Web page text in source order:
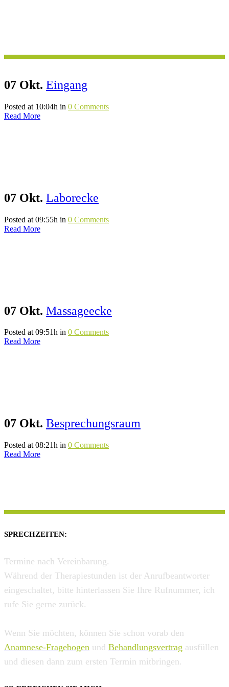
07 Okt. Eingang
Posted at 10:04h in 0 Comments
Read More
07 Okt. Laborecke
Posted at 09:55h in 0 Comments
Read More
07 Okt. Massageecke
Posted at 09:51h in 0 Comments
Read More
07 Okt. Besprechungsraum‎
Posted at 08:21h in 0 Comments
Read More
SPRECHZEITEN:
Termine nach Vereinbarung.
Während der Therapiestunden ist der Anrufbeantworter
eingeschaltet, bitte hinterlassen Sie Ihre Rufnummer, ich
rufe Sie gerne zurück.
Wenn Sie möchten, können Sie schon vorab den
Anamnese-Fragebogen und Behandlungsvertrag ausfüllen
und diesen dann zum ersten Termin mitbringen.